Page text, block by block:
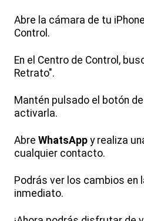
Abre la cámara de tu
Control.
En el Centro de Control,
Retrato".
Mantén pulsado el botón
activarla.
Abre WhatsApp y realiza
cualquier contacto.
Podrás ver los cambios en
inmediato.